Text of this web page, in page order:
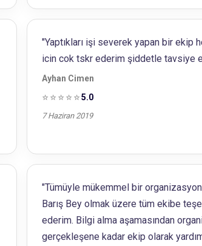
"Yaptıkları işi severek yapan bir ekip
icin cok tskr ederim şiddetle tavsiye
Ayhan Cimen
⭐⭐⭐⭐⭐5.0
7 Haziran 2019
"Tümüyle mükemmel bir
Barış Bey olmak üzere tüm ekibe
ederim. Bilgi alma aşamasından
gerçekleşene kadar ekip olarak